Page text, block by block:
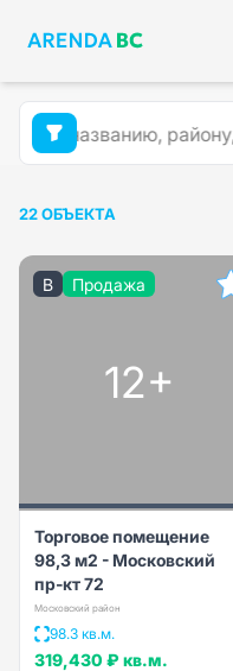
22 ОБЪЕКТА
B Продажа
12+
Торговое помещение
98,3 м2 - Московский
пр-кт 72
Московский район
98.3 кв.м.
319,430 ₽ кв.м.